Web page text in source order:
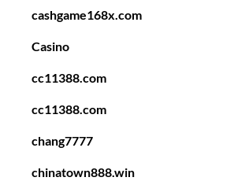
cashgame168x.com
Casino
cc11388.com
cc11388.com
chang7777
chinatown888.win